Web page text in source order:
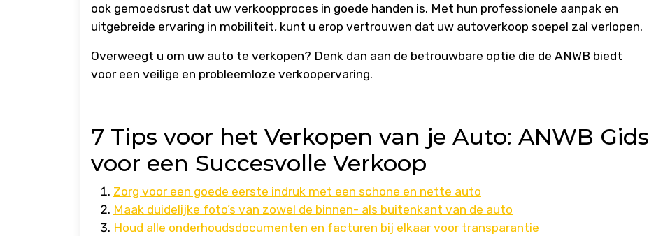
ook gemoedsrust dat uw verkoopproces in goede handen is. Met hun professionele aanpak en
uitgebreide ervaring in mobiliteit, kunt u erop vertrouwen dat uw autoverkoop soepel zal verlopen.
Overweegt u om uw auto te verkopen? Denk dan aan de betrouwbare optie die de ANWB biedt
voor een veilige en probleemloze verkoopervaring.
7 Tips voor het Verkopen van je Auto: ANWB Gids
voor een Succesvolle Verkoop
Zorg voor een goede eerste indruk met een schone en nette auto
Maak duidelijke foto’s van zowel de binnen- als buitenkant van de auto
Houd alle onderhoudsdocumenten en facturen bij elkaar voor transparantie